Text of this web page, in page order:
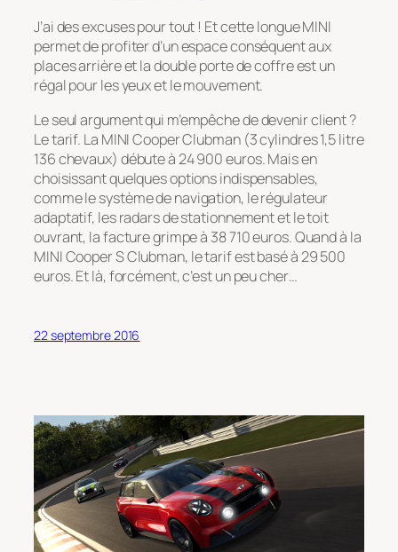
J’ai des excuses pour tout ! Et cette longue MINI
permet de profiter d’un espace conséquent aux
places arrière et la double porte de coffre est un
régal pour les yeux et le mouvement.
Le seul argument qui m’empêche de devenir client ?
Le tarif. La MINI Cooper Clubman (3 cylindres 1,5 litre
136 chevaux) débute à 24 900 euros. Mais en
choisissant quelques options indispensables,
comme le système de navigation, le régulateur
adaptatif, les radars de stationnement et le toit
ouvrant, la facture grimpe à 38 710 euros. Quand à la
MINI Cooper S Clubman, le tarif est basé à 29 500
euros. Et là, forcément, c’est un peu cher…
22 septembre 2016